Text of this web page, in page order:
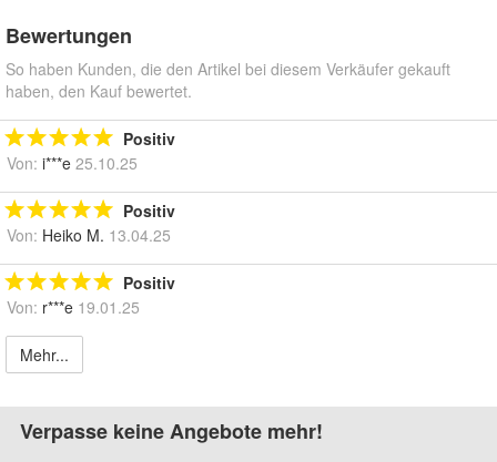
Bewertungen
So haben Kunden, die den Artikel bei diesem Verkäufer gekauft
haben, den Kauf bewertet.
Positiv
Von: i***e 25.10.25
Positiv
Von: Heiko M. 13.04.25
Positiv
Von: r***e 19.01.25
Mehr...
Verpasse keine Angebote mehr!